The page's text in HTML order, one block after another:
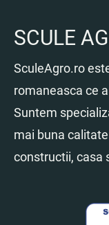
SCULE
SculeAgro.ro
romaneasca ce
Suntem
mai buna
constructii, casa